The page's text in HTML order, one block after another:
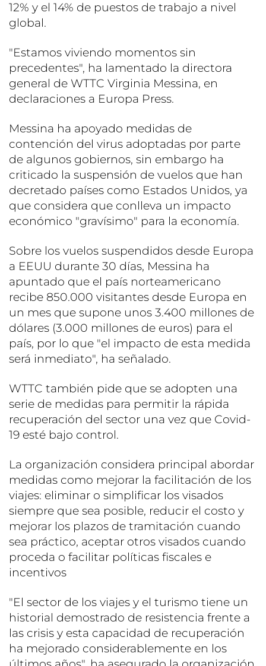
12% y el 14% de puestos de trabajo a nivel
global.
"Estamos viviendo momentos sin
precedentes", ha lamentado la directora
general de WTTC Virginia Messina, en
declaraciones a Europa Press.
Messina ha apoyado medidas de
contención del virus adoptadas por parte
de algunos gobiernos, sin embargo ha
criticado la suspensión de vuelos que han
decretado países como Estados Unidos, ya
que considera que conlleva un impacto
económico "gravísimo" para la economía.
Sobre los vuelos suspendidos desde Europa
a EEUU durante 30 días, Messina ha
apuntado que el país norteamericano
recibe 850.000 visitantes desde Europa en
un mes que supone unos 3.400 millones de
dólares (3.000 millones de euros) para el
país, por lo que "el impacto de esta medida
será inmediato", ha señalado.
WTTC también pide que se adopten una
serie de medidas para permitir la rápida
recuperación del sector una vez que Covid-
19 esté bajo control.
La organización considera principal abordar
medidas como mejorar la facilitación de los
viajes: eliminar o simplificar los visados
siempre que sea posible, reducir el costo y
mejorar los plazos de tramitación cuando
sea práctico, aceptar otros visados cuando
proceda o facilitar políticas fiscales e
incentivos
"El sector de los viajes y el turismo tiene un
historial demostrado de resistencia frente a
las crisis y esta capacidad de recuperación
ha mejorado considerablemente en los